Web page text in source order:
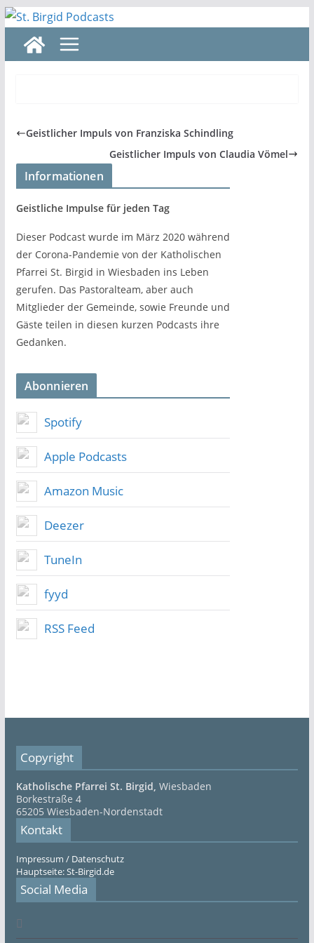
Zum
Inhalt
springen
Geistlicher Impuls von Franziska Schindling
Geistlicher Impuls von Claudia Vömel
Informationen
Geistliche Impulse für jeden Tag
Dieser Podcast wurde im März 2020 während
der Corona-Pandemie von der Katholischen
Pfarrei St. Birgid in Wiesbaden ins Leben
gerufen. Das Pastoralteam, aber auch
Mitglieder der Gemeinde, sowie Freunde und
Gäste teilen in diesen kurzen Podcasts ihre
Gedanken.
Abonnieren
Spotify
Apple Podcasts
Amazon Music
Deezer
TuneIn
fyyd
RSS Feed
Copyright
Katholische Pfarrei St. Birgid, Wiesbaden
Borkestraße 4
65205 Wiesbaden-Nordenstadt
Kontakt
Impressum / Datenschutz
Hauptseite: St-Birgid.de
Social Media